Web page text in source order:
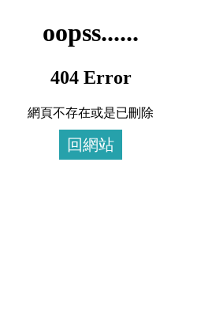
oopss......
404 Error
網頁不存在或是已刪除
回網站